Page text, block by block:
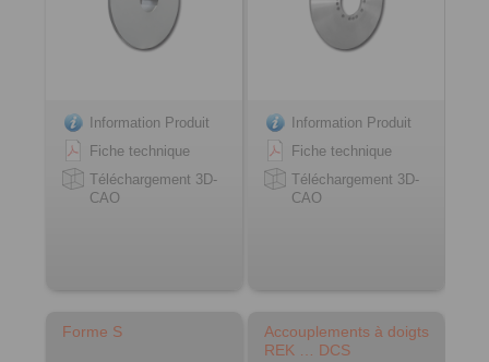
Information Produit
Fiche technique
Téléchargement 3D-
CAO
Information Produit
Fiche technique
Téléchargement 3D-
CAO
Forme S
Accouplements à doigts
REK … DCS